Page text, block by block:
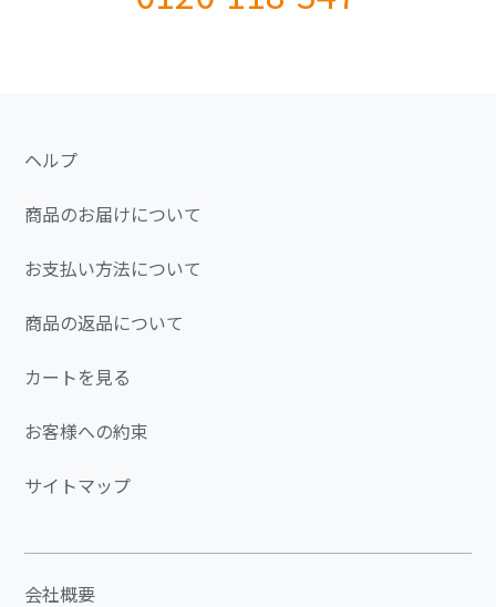
ヘルプ
商品のお届けについて
お支払い方法について
商品の返品について
カートを見る
お客様への約束
サイトマップ
会社概要